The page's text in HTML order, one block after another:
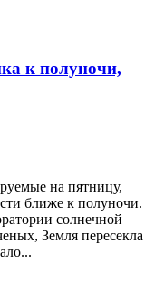
к полуночи,
на пятницу,
ближе к полуночи.
солнечной
Земля пересекла